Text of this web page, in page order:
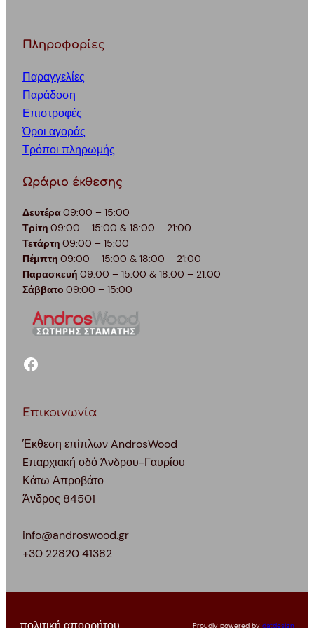
Πληροφορίες
Παραγγελίες
Παράδοση
Επιστροφές
Όροι αγοράς
Τρόποι πληρωμής
Ωράριο έκθεσης
Δευτέρα09:00 – 15:00
Τρίτη 09:00 – 15:00 & 18:00 – 21:00
Τετάρτη 09:00 – 15:00
Πέμπτη 09:00 – 15:00 & 18:00 – 21:00
Παρασκευή 09:00 – 15:00 & 18:00 – 21:00
Σάββατο 09:00 – 15:00
facebook
Επικοινωνία
Έκθεση επίπλων AndrosWood
Eπαρχιακή οδό Άνδρου-Γαυρίου
Κάτω Απροβάτο
Άνδρος 84501
info@androswood.gr
+30 22820 41382
Proudly powered by datdesign